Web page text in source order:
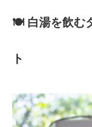
🍽 白湯を飲む
ト